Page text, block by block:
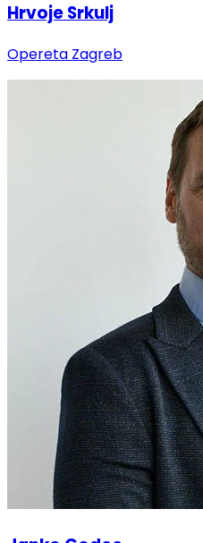
Hrvoje Srkulj
Opereta Zagreb